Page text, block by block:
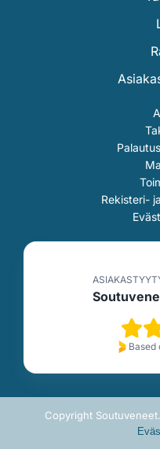
Rekisteri-
Based
Copyright